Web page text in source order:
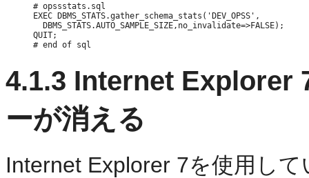
# opssstats.sql
EXEC DBMS_STATS.gather_schema_stats('DEV_OPSS',
  DBMS_STATS.AUTO_SAMPLE_SIZE,no_invalidate=>FALSE);
QUIT;
4.1.3 Internet Explorer
ーが消える
Internet Explorer 7を使用し